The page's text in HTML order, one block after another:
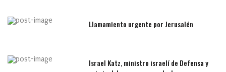
Llamamiento urgente por Jerusalén
Israel Katz, ministro israelí de Defensa y